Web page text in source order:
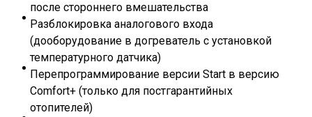
после стороннего вмешательства
Разблокировка аналогового входа
(дооборудование в догреватель с установкой
температурного датчика)
Перепрограммирование версии Start в версию
Comfort+ (только для постгарантийных
отопителей)